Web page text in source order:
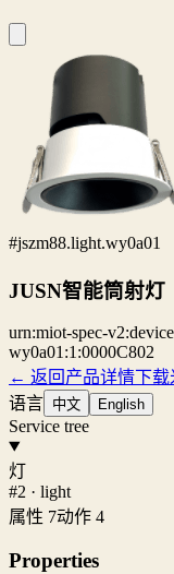
#jszm88.light.wy0a01
JUSN智能筒射灯
urn:miot-spec-
wy0a01:1:0000C802
← 返回产品详情下载
语言 中文 English
Service tree
灯
#2 · light
属性 7动作 4
Properties